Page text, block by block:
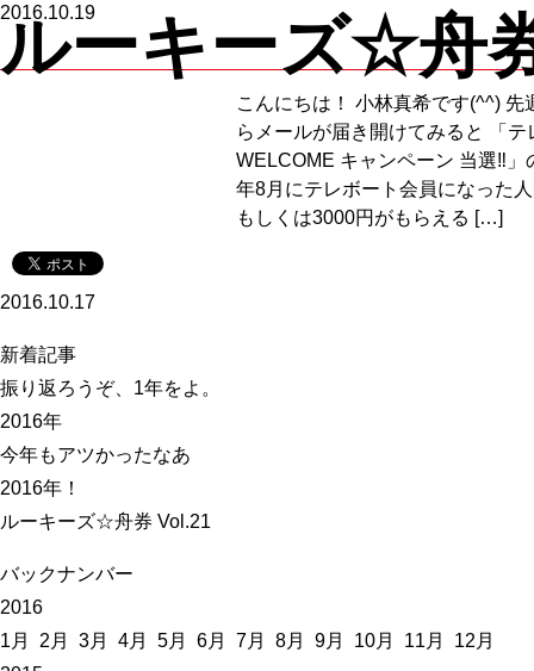
2016.10.19
ルーキーズ☆舟
こんにちは！ 小林真希です(^^) 先
らメールが届き開けてみると 「テ
WELCOME キャンペーン 当選‼」
年8月にテレボート会員になった
もしくは3000円がもらえる […]
2016.10.17
新着記事
振り返ろうぞ、1年をよ。
2016年
今年もアツかったなあ
2016年！
ルーキーズ☆舟券 Vol.21
バックナンバー
2016
1月
2月 3月 4月 5月 6月 7月 8月 9月 10月 11月
12月